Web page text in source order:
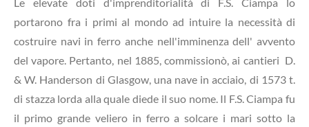
Le elevate doti d'imprenditorialità di F.S. Ciampa lo
portarono fra i primi al mondo ad intuire la necessità di
costruire navi in ferro anche nell'imminenza dell' avvento
del vapore. Pertanto, nel 1885, commissionò, ai cantieri D.
& W. Handerson di Glasgow, una nave in acciaio, di 1573 t.
di stazza lorda alla quale diede il suo nome. Il F.S. Ciampa fu
il primo grande veliero in ferro a solcare i mari sotto la